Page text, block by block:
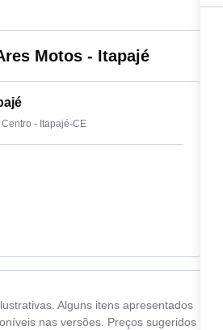
Motos - Itapajé
- Itapajé-CE
Alguns itens apresentados
nas versões. Preços sugeridos